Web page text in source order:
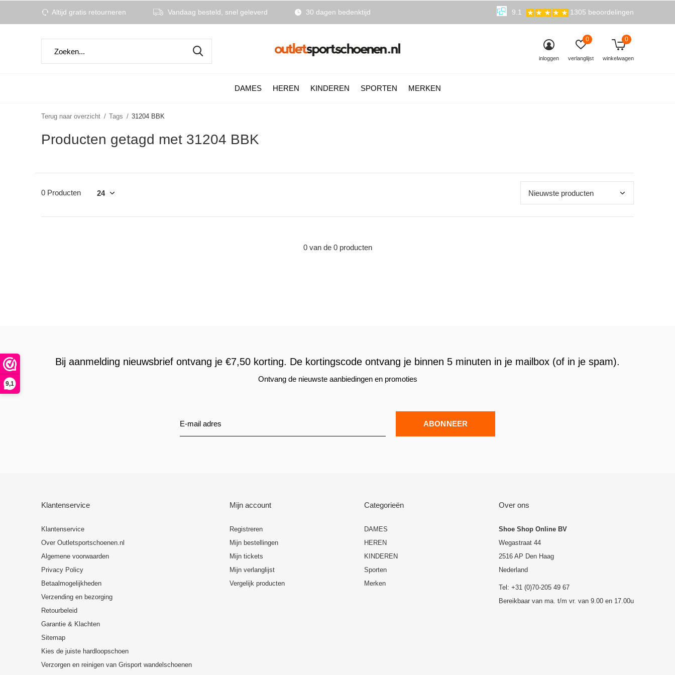
9,1
DAMES HEREN KINDEREN SPORTEN MERKEN
inloggen verlanglijst
0
winkelwagen
0
Altijd gratis retourneren Vandaag besteld, snel geleverd 30 dagen bedenktijd 9.1 1305 beoordelingen
Terug naar overzicht Tags 31204 BBK
Producten getagd met 31204 BBK
0 Producten
0 van de 0 producten
Bij aanmelding nieuwsbrief ontvang je €7,50 korting. De kortingscode ontvang je binnen 5 minuten in je mailbox (of in je spam).
Ontvang de nieuwste aanbiedingen en promoties
ABONNEER
Klantenservice
Klantenservice
Over Outletsportschoenen.nl
Algemene voorwaarden
Privacy Policy
Betaalmogelijkheden
Verzending en bezorging
Retourbeleid
Garantie & Klachten
Sitemap
Kies de juiste hardloopschoen
Verzorgen en reinigen van Grisport wandelschoenen
Mijn account
Registreren
Mijn bestellingen
Mijn tickets
Mijn verlanglijst
Vergelijk producten
Categorieën
DAMES
HEREN
KINDEREN
Sporten
Merken
Over ons
Shoe Shop Online BV
Wegastraat 44
2516 AP Den Haag
Nederland
Tel: +31 (0)70-205 49 67
Bereikbaar van ma. t/m vr. van 9.00 en 17.00u